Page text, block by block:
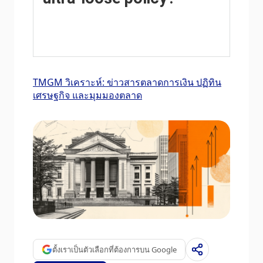
which exceeded the BoJ’s 2% target. The
key element fuelling inflation – also
contributed to the move.
TMGM วิเคราะห์: ข่าวสารตลาดการเงิน ปฏิทิน
เศรษฐกิจ และมุมมองตลาด
ตั้งเราเป็นตัวเลือกที่ต้องการบน Google